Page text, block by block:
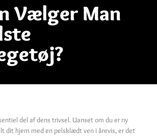
Vælger Man
del af dens trivsel. Uanset om du er ny
dit hjem med en pelsklædt ven i årevis, er det